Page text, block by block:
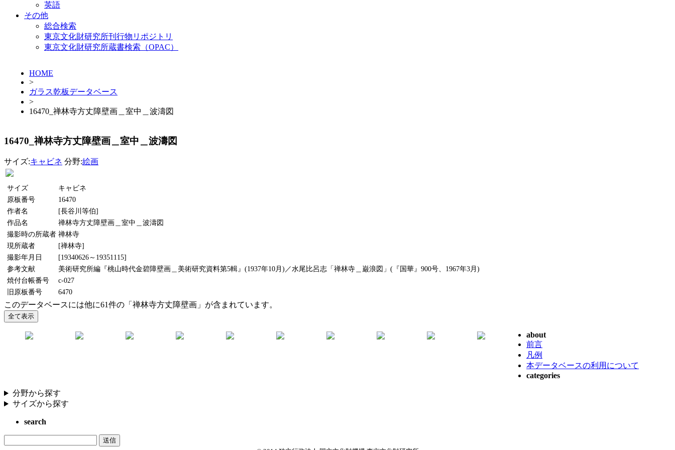
英語
その他
総合検索
東京文化財研究所刊行物リポジトリ
東京文化財研究所蔵書検索（OPAC）
HOME
>
ガラス乾板データベース
>
16470_禅林寺方丈障壁画＿室中＿波濤図
16470_禅林寺方丈障壁画＿室中＿波濤図
サイズ:キャビネ 分野:絵画
サイズ
キャビネ
原板番号
16470
作者名
[長谷川等伯]
作品名
禅林寺方丈障壁画＿室中＿波濤図
撮影時の所蔵者 禅林寺
現所蔵者
[禅林寺]
撮影年月日
[19340626～19351115]
参考文献
美術研究所編『桃山時代金碧障壁画＿美術研究資料第5輯』(1937年10月)／水尾比呂志「禅林寺＿巌浪図」(『国華』900号、1967年3月)
焼付台帳番号
c-027
旧原板番号
6470
このデータベースには他に61件の「禅林寺方丈障壁画」が含まれています。
about
前言
凡例
本データベースの利用について
categories
分野から探す
サイズから探す
search